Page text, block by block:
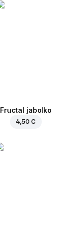
Fructal jabolko
4,50 €